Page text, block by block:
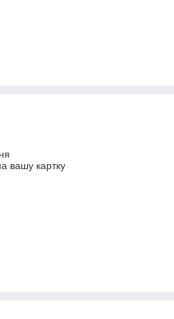
вашу картку